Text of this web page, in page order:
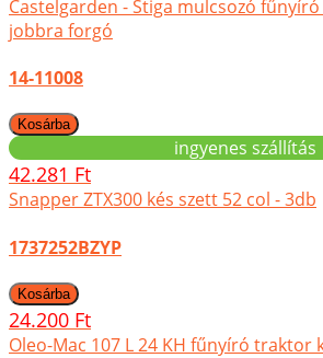
Castelgarden - Stiga mulcsozó
jobbra forgó
14-11008
ingyenes szállítás
42.281 Ft
Snapper ZTX300 kés szett 52 col - 3db
1737252BZYP
24.200 Ft
Oleo-Mac 107 L 24 KH fűnyíró traktor